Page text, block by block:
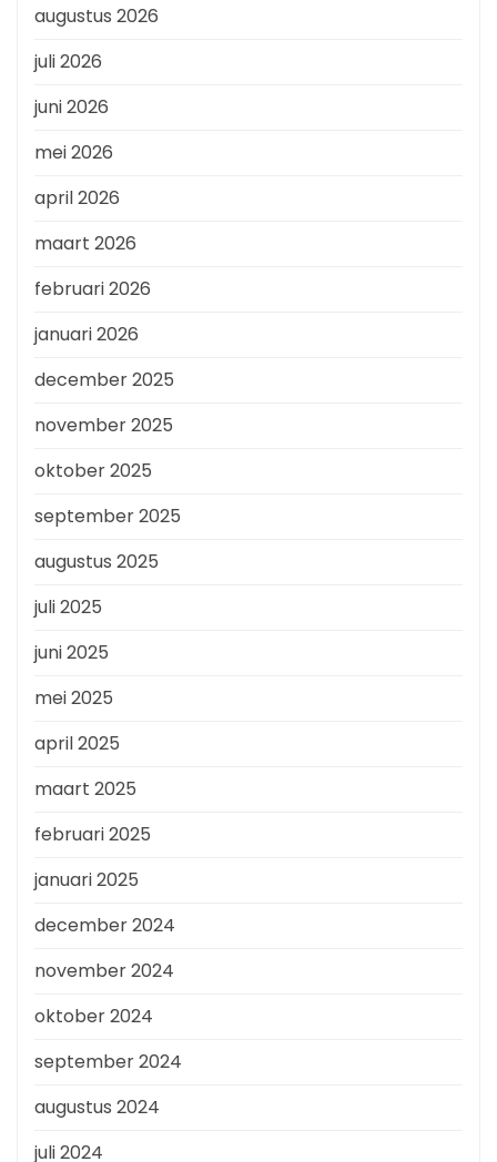
augustus 2026
juli 2026
juni 2026
mei 2026
april 2026
maart 2026
februari 2026
januari 2026
december 2025
november 2025
oktober 2025
september 2025
augustus 2025
juli 2025
juni 2025
mei 2025
april 2025
maart 2025
februari 2025
januari 2025
december 2024
november 2024
oktober 2024
september 2024
augustus 2024
juli 2024